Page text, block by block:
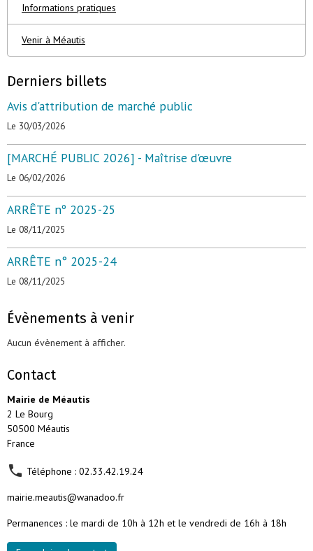
Informations pratiques
Venir à Méautis
Derniers billets
Avis d'attribution de marché public
Le 30/03/2026
[MARCHÉ PUBLIC 2026] - Maîtrise d'œuvre
Le 06/02/2026
ARRÊTE nº 2025-25
Le 08/11/2025
ARRÊTE n° 2025-24
Le 08/11/2025
Évènements à venir
Aucun évènement à afficher.
Contact
Mairie de Méautis
2 Le Bourg
50500 Méautis
France
Téléphone : 02.33.42.19.24
mairie.meautis@wanadoo.fr
Permanences : le mardi de 10h à 12h et le vendredi de 16h à 18h